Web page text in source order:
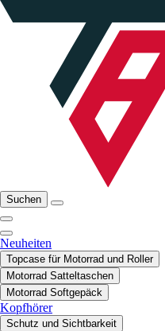
Suchen
Neuheiten
Topcase für Motorrad und Roller
Motorrad Satteltaschen
Motorrad Softgepäck
Kopfhörer
Schutz und Sichtbarkeit